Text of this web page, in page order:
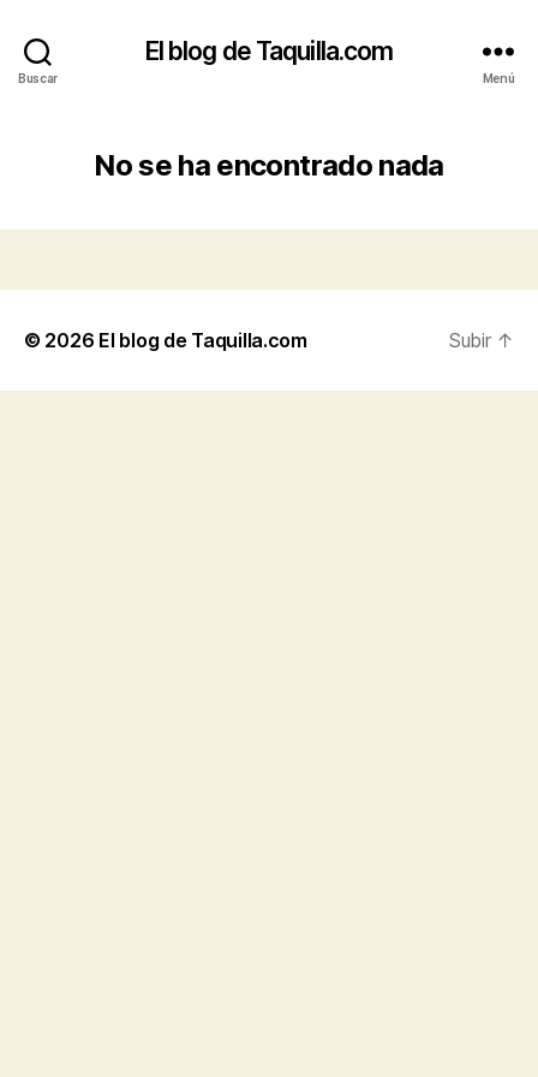
Buscar
El blog de Taquilla.com
Menú
No se ha encontrado nada
© 2026 El blog de Taquilla.com Subir ↑